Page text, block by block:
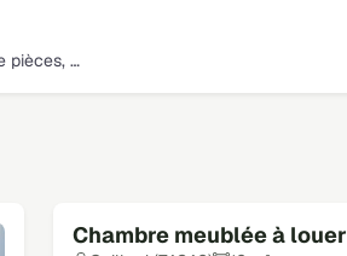
pièces, …
Chambre meublée à louer